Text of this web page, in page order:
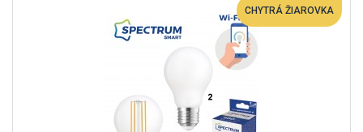
CHYTRÁ ŽIAROVKA